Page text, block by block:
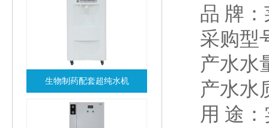
生物制药配套超纯水机
查看详情
品 牌
采购型
产水水
产水水
用 途